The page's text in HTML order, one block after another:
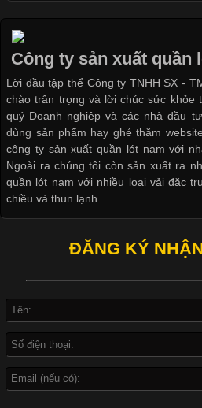
thoải mái khi mặc. Từ áo thun, đồ
vải thun luôn đóng vai trò quan
Hiện nay, nhu cầu tìm kiếm quần lót
Xu Hướng Form Áo Thun Phổ
Cập nhật 2026-05-09
thuộc và được sử dụng phổ biến
khác nhau để phù hợp với từng
cầu
Khám Phá Áo Phông Trang Phục
Công ty sản xuất quần
Lời đầu tập thể Công ty TNHH SX -
chào trân trọng và lời chúc sức khỏe
quý Doanh nghiệp và các nhà đầu
dùng sản phẩm hay ghé thăm
công ty sản xuất quần lót nam với
Ngoài ra chúng tôi còn sản xuất ra
quần lót nam với nhiều loại vải đặc
chiều và thun lạnh.
ĐĂNG KÝ